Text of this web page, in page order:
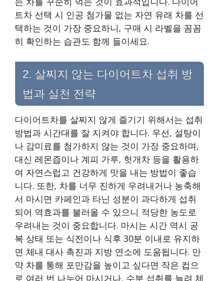
트차 선택 시 인공 첨가물 없는 자연 유래 차를 선
택하는 것이 가장 중요하니, 구매 시 라벨을 꼼꼼
히 확인하는 습관도 함께 들이세요.
2. 살찌지 않는 다이어트차 섭취 방
법과 실천 전략
다이어트차를 살찌지 않게 즐기기 위해서는 섭취
방법과 시간대를 잘 지켜야 합니다. 우선, 설탕이
나 감미료를 첨가하지 않는 것이 가장 중요하며,
대신 레몬즙이나 계피 가루, 헛개차 등을 활용하
여 자연스럽고 건강하게 맛을 내는 방법이 좋습
니다. 또한, 차를 너무 진하게 우려내거나 농축해
서 마시면 카페인과 타닌 성분이 과다하게 섭취
되어 역효과를 불러올 수 있으니 적당한 농도로
우려내는 것이 중요합니다. 마시는 시간 역시 공
복 상태 또는 식전이나 식후 30분 이내로 유지하
면 체내 대사 촉진과 지방 연소에 도움됩니다. 만
약 차를 통해 포만감을 높이고 싶다면 작은 컵으
로 여러 번 나누어 마시거나, 수분 섭취를 늘려 체